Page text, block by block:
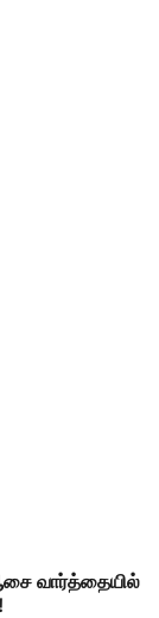
வார்த்தையில்